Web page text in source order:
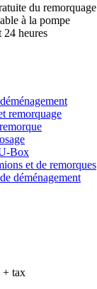
du remorquage
à la pompe
24 heures
remorquage
Box
et de remorques
déménagement
+ tax